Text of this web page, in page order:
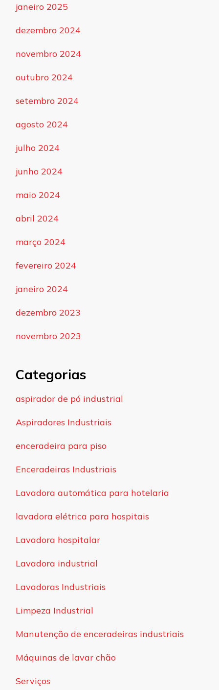
janeiro 2025
dezembro 2024
novembro 2024
outubro 2024
setembro 2024
agosto 2024
julho 2024
junho 2024
maio 2024
abril 2024
março 2024
fevereiro 2024
janeiro 2024
dezembro 2023
novembro 2023
Categorias
aspirador de pó industrial
Aspiradores Industriais
enceradeira para piso
Enceradeiras Industriais
Lavadora automática para hotelaria
lavadora elétrica para hospitais
Lavadora hospitalar
Lavadora industrial
Lavadoras Industriais
Limpeza Industrial
Manutenção de enceradeiras industriais
Máquinas de lavar chão
Serviços